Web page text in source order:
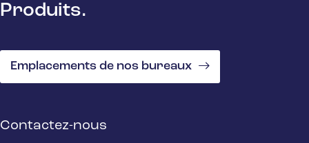
Produits.
Emplacements de nos bureaux
Contactez-nous